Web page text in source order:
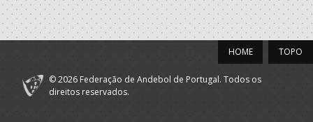
TOPO
HOME
© 2026 Federação de Andebol de Portugal. Todos os
direitos reservados.